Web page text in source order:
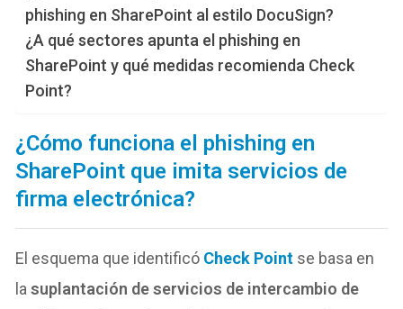
phishing en SharePoint al estilo DocuSign?
¿A qué sectores apunta el phishing en
SharePoint y qué medidas recomienda Check
Point?
¿Cómo funciona el phishing en
SharePoint que imita servicios de
firma electrónica?
El esquema que identificó Check Point se basa en
la suplantación de servicios de intercambio de